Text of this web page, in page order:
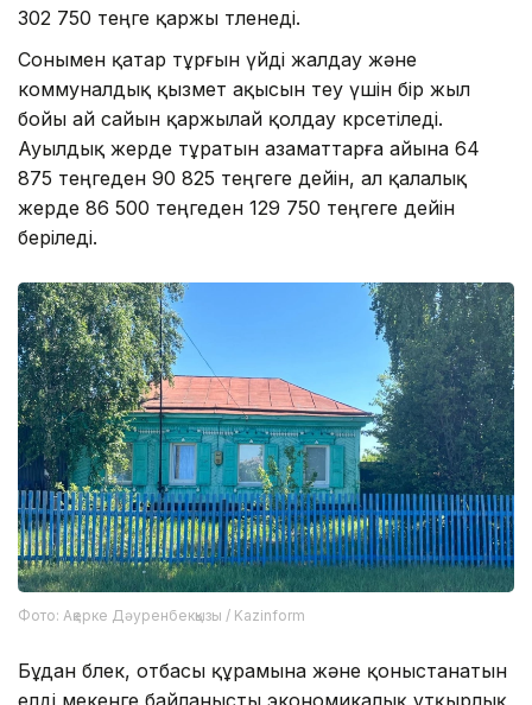
302 750 теңге қаржы төленеді.
Сонымен қатар тұрғын үйді жалдау және
коммуналдық қызмет ақысын өтеу үшін бір жыл
бойы ай сайын қаржылай қолдау көрсетіледі.
Ауылдық жерде тұратын азаматтарға айына 64
875 теңгеден 90 825 теңгеге дейін, ал қалалық
жерде 86 500 теңгеден 129 750 теңгеге дейін
беріледі.
Фото: Ақерке Дәуренбекқызы / Kazinform
Бұдан бөлек, отбасы құрамына және қоныстанатын